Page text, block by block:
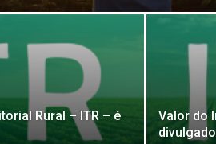
Rural – ITR – é
Valor do
divulgado